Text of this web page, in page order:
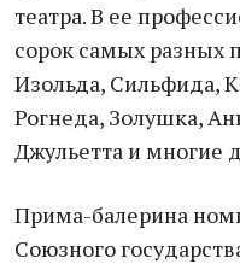
театра. В ее
сорок самых разных
Изольда, Сильфида,
Рогнеда, Золушка,
Джульетта и многие
Прима-балерина
Союзного